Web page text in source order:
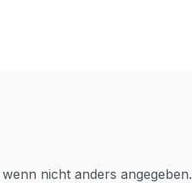
nicht anders angegeben.